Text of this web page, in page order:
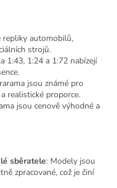
repliky automobilů,
strojů.
1:43, 1:24 a 1:72 nabízejí
jsou známé pro
realistické proporce.
jsou cenově výhodné a
sběratele: Modely jsou
zpracované, což je činí